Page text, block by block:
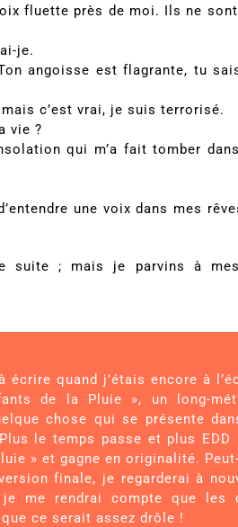
fluette près de moi. Ils ne
je.
angoisse est flagrante, tu
c’est vrai, je suis terrorisé.
vie ?
qui m’a fait tomber
une voix dans mes
suite ; mais je parvins à
écrire quand j’étais encore à
de la Pluie », un long-
chose qui se présente
le temps passe et plus EDD
» et gagne en originalité.
finale, je regarderai à
me rendrai compte que les
ce serait assez drôle !